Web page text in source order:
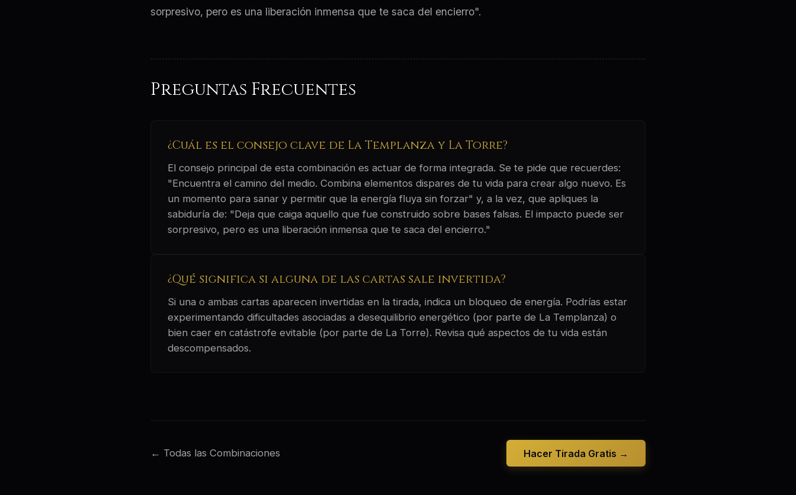
sorpresivo, pero es una liberación inmensa que te saca del encierro".
Preguntas Frecuentes
¿Cuál es el consejo clave de La Templanza y La Torre?
El consejo principal de esta combinación es actuar de forma integrada. Se te pide que recuerdes:
"Encuentra el camino del medio. Combina elementos dispares de tu vida para crear algo nuevo. Es
un momento para sanar y permitir que la energía fluya sin forzar" y, a la vez, que apliques la
sabiduría de: "Deja que caiga aquello que fue construido sobre bases falsas. El impacto puede ser
sorpresivo, pero es una liberación inmensa que te saca del encierro."
¿Qué significa si alguna de las cartas sale invertida?
Si una o ambas cartas aparecen invertidas en la tirada, indica un bloqueo de energía. Podrías estar
experimentando dificultades asociadas a desequilibrio energético (por parte de La Templanza) o
bien caer en catástrofe evitable (por parte de La Torre). Revisa qué aspectos de tu vida están
descompensados.
← Todas las Combinaciones Hacer Tirada Gratis →